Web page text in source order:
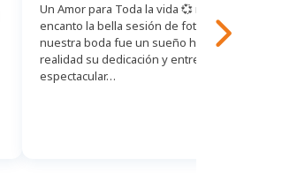
Un Amor para Toda la vida 💞 nos
encanto la bella sesión de fotos de
nuestra boda fue un sueño hecho
realidad su dedicación y entrega es
espectacular…